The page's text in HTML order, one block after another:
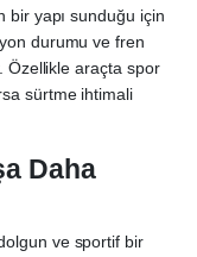
yapı sunduğu için
durumu ve fren
Özellikle araçta spor
sürtme ihtimali
Daha
ve sportif bir